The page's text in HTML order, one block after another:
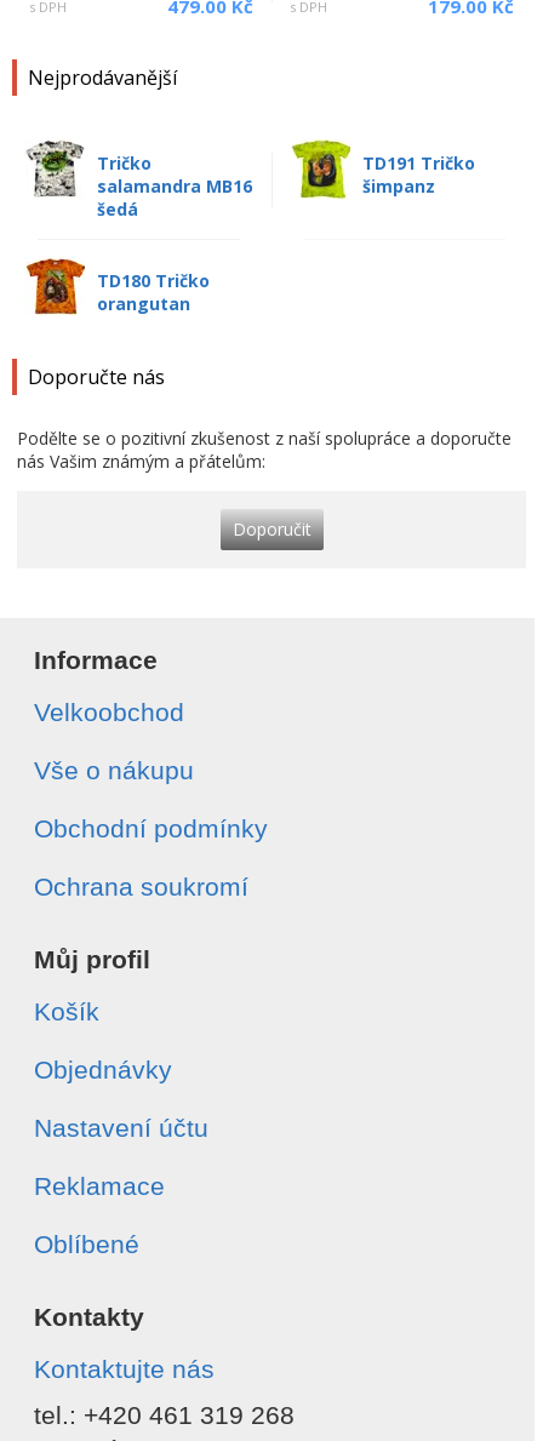
s DPH 479.00 Kč s DPH 179.00 Kč
Nejprodávanější
Tričko
salamandra MB16
šedá
TD191 Tričko
šimpanz
TD180 Tričko
orangutan
Doporučte nás
Podělte se o pozitivní zkušenost z naší spolupráce a doporučte
nás Vašim známým a přátelům:
Doporučit
Informace
Velkoobchod
Vše o nákupu
Obchodní podmínky
Ochrana soukromí
Můj profil
Košík
Objednávky
Nastavení účtu
Reklamace
Oblíbené
Kontakty
Kontaktujte nás
tel.: +420 461 319 268